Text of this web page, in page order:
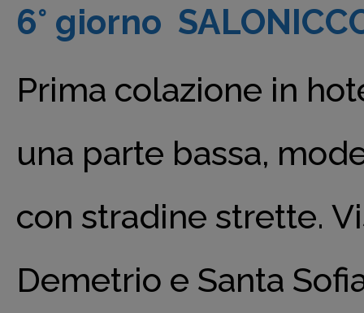
6° giorno
Prima colazione in
una parte bassa,
con stradine strette.
Demetrio e Santa